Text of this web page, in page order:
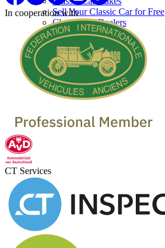
Sell Your Classic Car for Free
Classic Car Dealers
In cooperation with
CT Services